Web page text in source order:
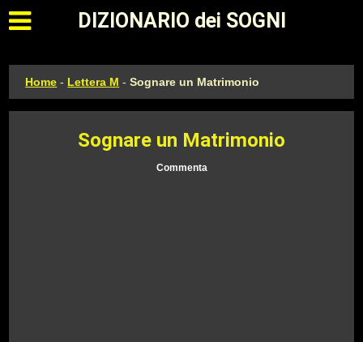
Apri il menu principale
DIZIONARIO dei SOGNI
Home - Lettera M -Sognare un Matrimonio
Sognare un Matrimonio
Commenta